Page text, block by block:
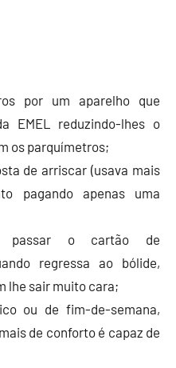
por um aparelho que
EMEL reduzindo-lhes o
os parquímetros;
de arriscar (usava mais
pagando apenas uma
passar o cartão de
regressa ao bólide,
lhe sair muito cara;
ou de fim-de-semana,
de conforto é capaz de